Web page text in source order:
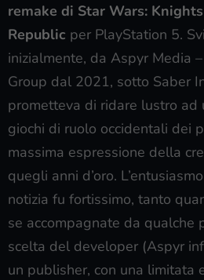
remake di Star Wars:
Republic per PlayStation 5.
inizialmente, da Aspyr Media
Group dal 2021, sotto Saber
prometteva di ridare lustro ad
giochi di ruolo occidentali dei
massima espressione della
quegli anni d’oro.
notizia fu fortissimo, tanto
se accompagnate da qualche
scelta del developer (Aspyr
un publisher, con una limitata